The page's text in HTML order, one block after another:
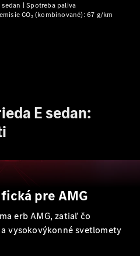
sedan |Spotreba paliva
CO₂ (kombinované): 67 g/km
E sedan:
pre AMG
erb AMG, zatiaľ čo
vysokovýkonné svetlomety